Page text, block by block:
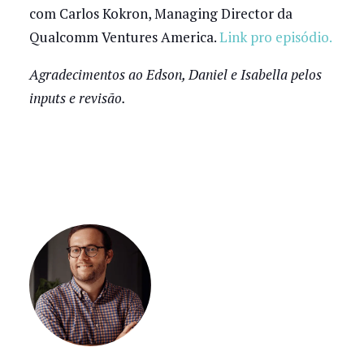
com Carlos Kokron, Managing Director da
Qualcomm Ventures America.Link pro episódio.
Agradecimentos ao Edson, Daniel e Isabella pelos
inputs e revisão.